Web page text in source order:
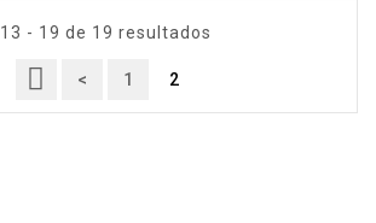
13 - 19 de 19 resultados
< 1 2